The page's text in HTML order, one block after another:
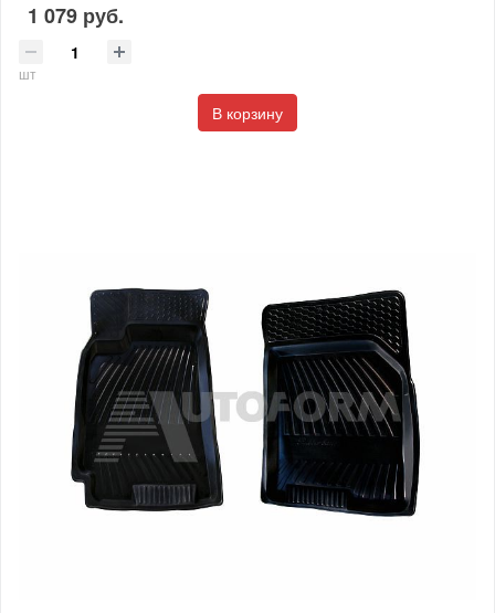
1 079 руб.
шт
В корзину